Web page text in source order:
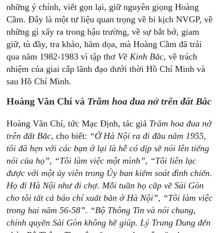
những ý chính, viết gọn lại, giữ nguyên giọng Hoàng
Cầm. Đây là một tư liệu quan trọng về bi kịch NVGP, về
những gì xẩy ra trong hậu trường, về sự bắt bớ, giam
giữ, tù đầy, tra khảo, hăm dọa, mà Hoàng Cầm đã trải
qua năm 1982-1983 vì tập thơ Về Kinh Bắc, về trách
nhiệm của giai cấp lãnh đạo dưới thời Hồ Chí Minh và
sau Hồ Chí Minh.
Hoàng Văn Chí và Trăm hoa đua nở trên đất Bắc
Hoàng Văn Chí, tức Mạc Định, tác giả Trăm hoa đua nở
trên đất Bắc, cho biết: “Ở Hà Nội ra đi đầu năm 1955,
tôi đã hẹn với các bạn ở lại là hễ có dịp sẽ nói lên tiếng
nói của họ”, “Tôi làm việc một mình”, “Tôi liên lạc
được với một ủy viên trong Ủy ban kiểm soát đình chiến.
Họ đi Hà Nội như đi chợ. Mỗi tuần họ cắp về Sài Gòn
cho tôi tất cả báo chí xuất bản ở Hà Nội”, “Tôi làm việc
trong hai năm 56-58”. “Bộ Thông Tin và nói chung,
chính quyền Sài Gòn không hề giúp. Lý Trung Dung đến